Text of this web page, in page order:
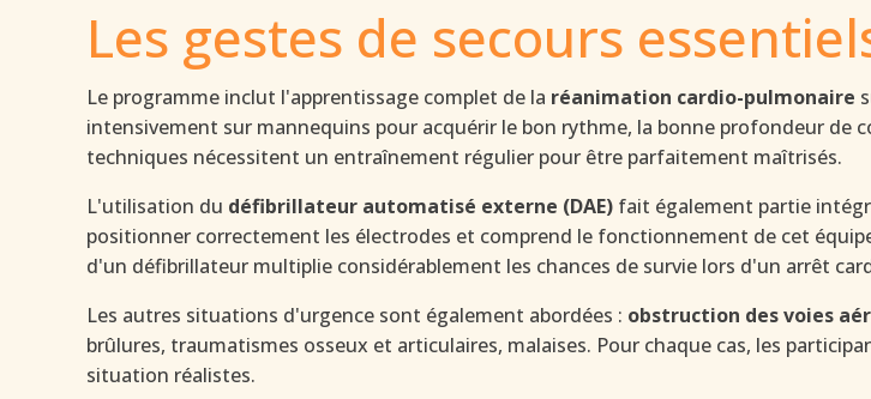
Les gestes de secours
Le programme inclut l'apprentissage complet de la réanimation cardio-pulmonaire
intensivement sur mannequins pour acquérir le bon rythme, la bonne profondeur de
techniques nécessitent un entraînement régulier pour être parfaitement maîtrisés.
L'utilisation du défibrillateur automatisé externe (DAE) fait également partie
positionner correctement les électrodes et comprend le fonctionnement de cet
d'un défibrillateur multiplie considérablement les chances de survie lors d'un arrêt
Les autres situations d'urgence sont également abordées : obstruction des voies
brûlures, traumatismes osseux et articulaires, malaises. Pour chaque cas, les
situation réalistes.